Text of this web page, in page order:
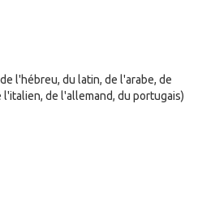
l'hébreu, du latin, de l'arabe, de
l'italien, de l'allemand, du portugais)